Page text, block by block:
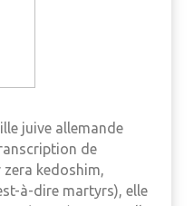
juive allemande
de
à-dire martyrs), elle